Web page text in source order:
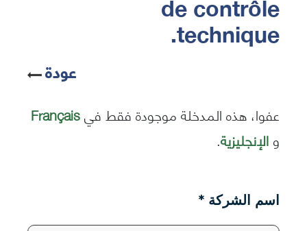
technique.
عودة
عفوا، هذه المدخلة موجودة فقط فيFrançais
والإنجليزية.
اسم الشركة *